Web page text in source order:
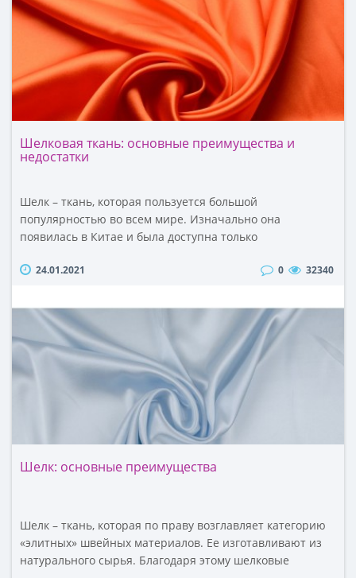
Шелковая ткань: основные преимущества и
недостатки
Шелк – ткань, которая пользуется большой
популярностью во всем мире. Изначально она
появилась в Китае и была доступна только
в других азиатских странах. Сегодня шелк экспортируют
поставщиком данного материала на мировой рынок по-
прежнему остается Китай.Шелк используют для пошива
нарядной одежды, э..
24.01.2021 0 32340
Шелк: основные преимущества
Шелк – ткань, которая по праву возглавляет категорию
«элитных» швейных материалов. Ее изготавливают из
натурального сырья. Благодаря этому шелковые